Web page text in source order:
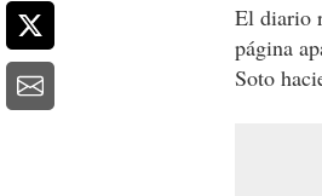
El diario
página
Soto